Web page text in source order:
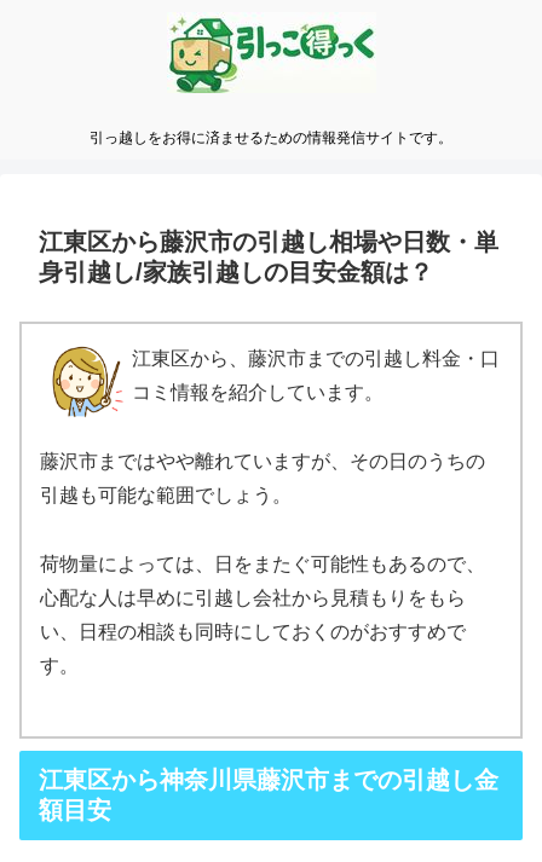
引っ越しをお得に済ませるための情報発信サイトです。
江東区から藤沢市の引越し相場や日数・単
身引越し/家族引越しの目安金額は？
江東区から、藤沢市までの引越し料金・口
コミ情報を紹介しています。
藤沢市まではやや離れていますが、その日のうちの
引越も可能な範囲でしょう。
荷物量によっては、日をまたぐ可能性もあるので、
心配な人は早めに引越し会社から見積もりをもら
い、日程の相談も同時にしておくのがおすすめで
す。
江東区から神奈川県藤沢市までの引越し金
額目安